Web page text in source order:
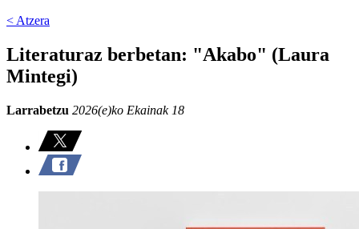
< Atzera
Literaturaz berbetan: "Akabo" (Laura
Mintegi)
Larrabetzu 2026(e)ko Ekainak 18